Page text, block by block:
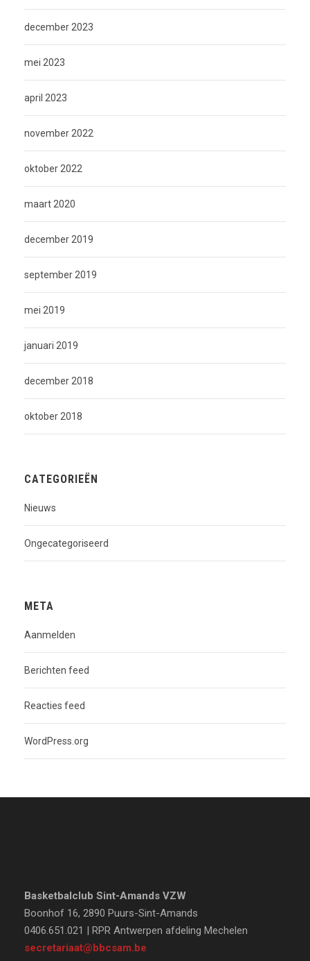
december 2023
mei 2023
april 2023
november 2022
oktober 2022
maart 2020
december 2019
september 2019
mei 2019
januari 2019
december 2018
oktober 2018
CATEGORIEËN
Nieuws
Ongecategoriseerd
META
Aanmelden
Berichten feed
Reacties feed
WordPress.org
Basketbalclub Sint-Amands VZW
Boonhof 16, 2890 Puurs-Sint-Amands
0406.651.021 | RPR Antwerpen afdeling Mechelen
secretariaat@bbcsam.be